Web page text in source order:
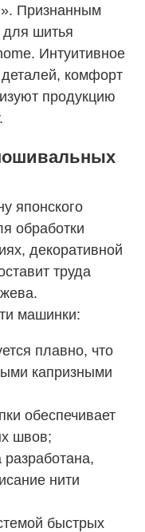
Признанным
для шитья
Интуитивное
комфорт
продукцию
японского
обработки
декоративной
труда
машинки:
плавно, что
капризными
обеспечивает
швов;
нити
быстрых